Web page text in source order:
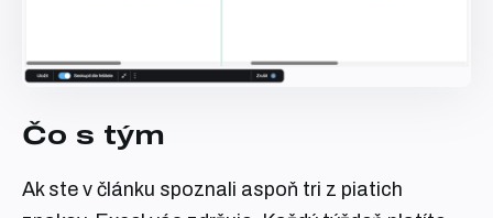
Čo s tým
Ak ste v článku spoznali aspoň tri z piatich